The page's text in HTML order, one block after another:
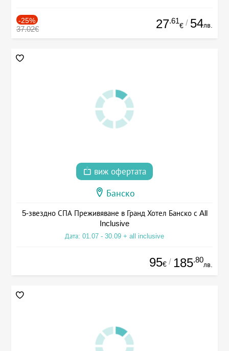
-25%
37.02€ 27.61
€ / 54лв.
виж офертата
Банско
5-звездно СПА Преживяване в Гранд Хотел Банско с All
Inclusive
Дата: 01.07 - 30.09 + all inclusive
95€ / 185.80
лв.